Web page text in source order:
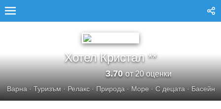
Хотел Кристал **
3.70от 20 оценки
Варна · Туризъм · Релакс · Природа · Море · С децата · Басейн